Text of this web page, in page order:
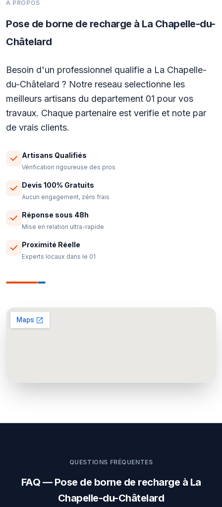
A PROPOS
Pose de borne de recharge à La Chapelle-du-
Châtelard
Besoin d'un professionnel qualifie a La Chapelle-
du-Châtelard ? Notre reseau selectionne les
meilleurs artisans du departement 01 pour vos
travaux. Chaque partenaire est verifie et note par
de vrais clients.
Artisans Qualifiés
Vérification rigoureuse des pros
Devis 100% Gratuits
Aucun engagement, zéro frais
Réponse sous 48h
Mise en relation ultra-rapide
Proximité Réelle
Experts locaux dans le 01
QUESTIONS FRÉQUENTES
FAQ — Pose de borne de recharge à La
Chapelle-du-Châtelard